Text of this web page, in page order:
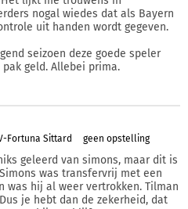
nogal wiedes dat als Bayern
uit handen wordt gegeven.
seizoen deze goede speler
geld. Allebei prima.
Fortuna Sittard geen opstelling
geleerd van simons, maar dit is
was transfervrij met een
was hij al weer vertrokken. Tilman
je hebt dan de zekerheid, dat